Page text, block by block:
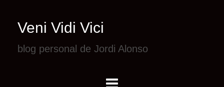
Veni Vidi Vici
blog personal de Jordi Alonso